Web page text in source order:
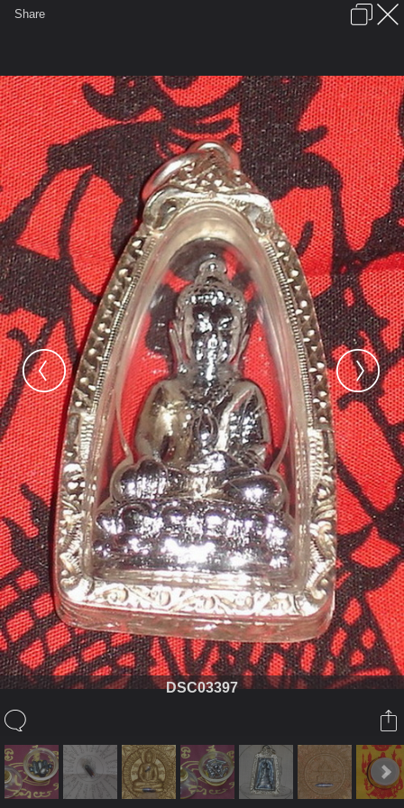
เข้าสู่ระบบหรือลงทะเบียน
รูปภาพ ... วิมุติมรรค พญาเหล็ก / ธาตุกายสิทธิ์
DSC03397
หน้าแรก เว็บบอร์ด มีอะไรใหม่ รูปภาพ
คอลเล็คชั่น สถานที่ กล้อง แท็ก ...
ภาษาไทย ช่วยเหลือ
Share
DSC03397